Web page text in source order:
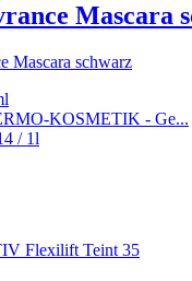
Mascara
KOSMETIK - Ge...
/ 1l